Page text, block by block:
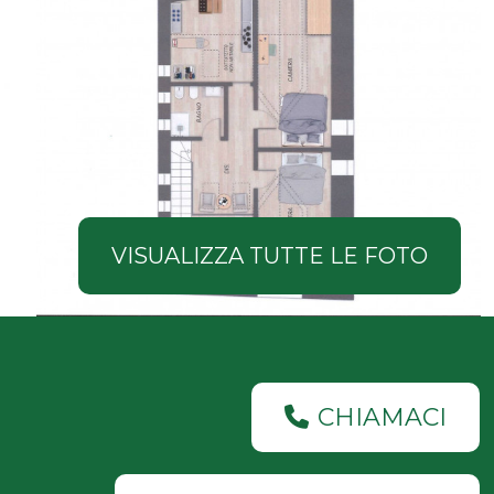
VISUALIZZA TUTTE LE FOTO
CHIAMACI